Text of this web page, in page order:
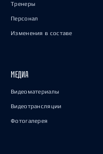
Тренеры
Персонал
Изменения в составе
МЕДИА
Видеоматериалы
Видеотрансляции
Фотогалерея